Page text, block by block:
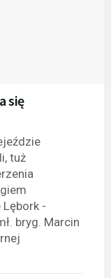
się
tuż
-
bryg. Marcin